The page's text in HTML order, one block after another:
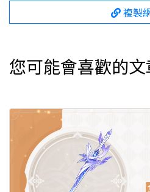
複製
您可能會喜歡的文